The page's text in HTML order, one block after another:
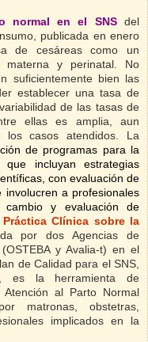
normal en el SNSdel
publicada en enero
de cesáreas como un
materna y perinatal. No
suficientemente bien las
establecer una tasa de
de las tasas de
ellas es amplia, aun
casos atendidos. La
de programas para la
incluyan estrategias
con evaluación de
a profesionales
y evaluación de
Clínica sobre la
por dos Agencias de
y Avalia-t) en el
de Calidad para el SNS,
es la herramienta de
al Parto Normal
matronas, obstetras,
implicados en la